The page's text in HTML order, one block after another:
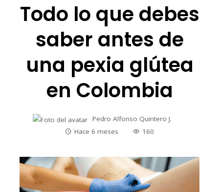
Todo lo que debes
saber antes de
una pexia glútea
en Colombia
Pedro Alfonso Quintero J.
Hace 6 meses
160